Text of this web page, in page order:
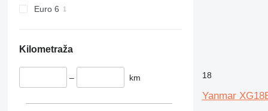
918
928
930
Euro 6
Kilometraža
– km
18
Yanmar